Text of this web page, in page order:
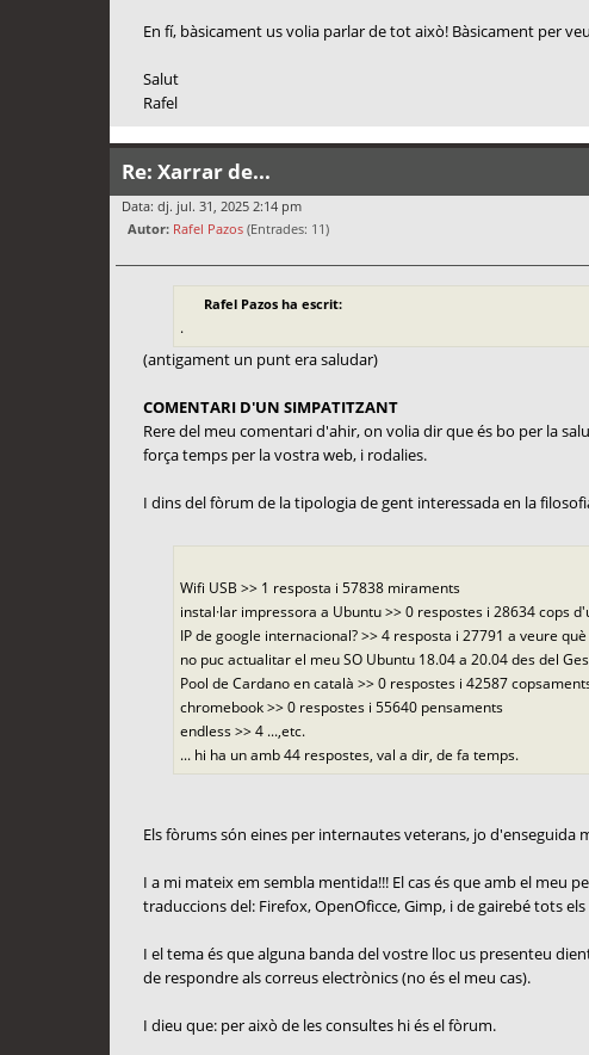
En fí, bàsicament us volia parlar de tot això! Bàsicament per
Salut
Rafel
Re: Xarrar de...
Data: dj. jul. 31, 2025 2:14 pm
Autor: Rafel Pazos (Entrades: 11)
Rafel Pazos ha escrit:
.
(antigament un punt era saludar)
COMENTARI D'UN SIMPATITZANT
Rere del meu comentari d'ahir, on volia dir que és bo per la
força temps per la vostra web, i rodalies.
I dins del fòrum de la tipologia de gent interessada en la
Wifi USB >> 1 resposta i 57838 miraments
instal·lar impressora a Ubuntu >> 0 respostes i 28634 cops
IP de google internacional? >> 4 resposta i 27791 a veure què
no puc actualitar el meu SO Ubuntu 18.04 a 20.04 des del
Pool de Cardano en català >> 0 respostes i 42587
chromebook >> 0 respostes i 55640 pensaments
endless >> 4 ...,etc.
... hi ha un amb 44 respostes, val a dir, de fa temps.
Els fòrums són eines per internautes veterans, jo
I a mi mateix em sembla mentida!!! El cas és que amb el meu
traduccions del: Firefox, OpenOficce, Gimp, i de gairebé tots
I el tema és que alguna banda del vostre lloc us presenteu
de respondre als correus electrònics (no és el meu cas).
I dieu que: per això de les consultes hi és el fòrum.